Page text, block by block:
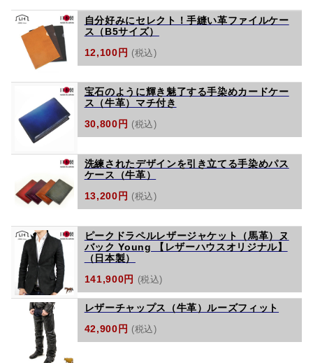
自分好みにセレクト！手縫い革ファイルケー
ス（B5サイズ）
12,100円 (税込)
宝石のように輝き魅了する手染めカードケー
ス（牛革）マチ付き
30,800円 (税込)
洗練されたデザインを引き立てる手染めパス
ケース（牛革）
13,200円 (税込)
ピークドラペルレザージャケット（馬革）ヌ
バック Young 【レザーハウスオリジナル】
（日本製）
141,900円 (税込)
レザーチャップス（牛革）ルーズフィット
42,900円 (税込)